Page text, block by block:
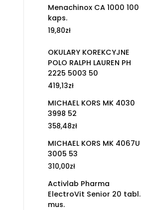
Menachinox CA 1000 100
kaps.
19,80zł
OKULARY KOREKCYJNE
POLO RALPH LAUREN PH
2225 5003 50
419,13zł
MICHAEL KORS MK 4030
3998 52
358,48zł
MICHAEL KORS MK 4067U
3005 53
310,00zł
Activlab Pharma
ElectroVit Senior 20 tabl.
mus.